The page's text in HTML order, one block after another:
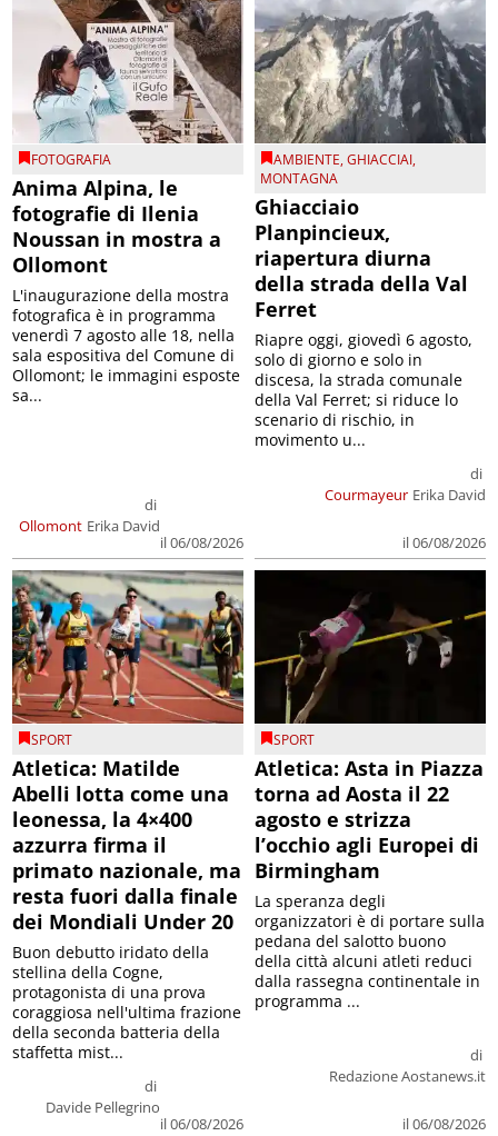
FOTOGRAFIA
Anima Alpina, le
fotografie di Ilenia
Noussan in mostra a
Ollomont
Ollomont
di
Erika David
il 06/08/2026
L'inaugurazione della mostra
fotografica è in programma
venerdì 7 agosto alle 18, nella
sala espositiva del Comune di
Ollomont; le immagini esposte
sa...
AMBIENTE,GHIACCIAI,
MONTAGNA
Ghiacciaio
Planpincieux,
riapertura diurna
della strada della Val
Ferret
Courmayeur
di
Erika David
il 06/08/2026
Riapre oggi, giovedì 6 agosto,
solo di giorno e solo in
discesa, la strada comunale
della Val Ferret; si riduce lo
scenario di rischio, in
movimento u...
SPORT
Atletica: Matilde
Abelli lotta come una
leonessa, la 4×400
azzurra firma il
primato nazionale, ma
resta fuori dalla finale
dei Mondiali Under 20
di
Davide Pellegrino
il 06/08/2026
Buon debutto iridato della
stellina della Cogne,
protagonista di una prova
coraggiosa nell'ultima frazione
della seconda batteria della
staffetta mist...
SPORT
Atletica: Asta in Piazza
torna ad Aosta il 22
agosto e strizza
l’occhio agli Europei di
Birmingham
di
Redazione Aostanews.it
il 06/08/2026
La speranza degli
organizzatori è di portare sulla
pedana del salotto buono
della città alcuni atleti reduci
dalla rassegna continentale in
programma ...